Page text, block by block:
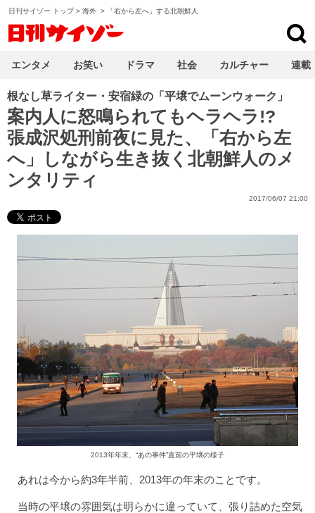
日刊サイゾー トップ> 海外 > 「右から左へ」する北朝鮮人
根なし草ライター・安宿緑の「平壌でムーンウォーク」
案内人に怒鳴られてもヘラヘラ!?
張成沢処刑前夜に見た、「右から左
へ」しながら生き抜く北朝鮮人のメ
ンタリティ
2017/06/07 21:00
2013年年末、“あの事件”直前の平壌の様子
あれは今から約3年半前、2013年の年末のことです。
当時の平壌の雰囲気は明らかに違っていて、張り詰めた空気
エンタメ お笑い ドラマ 社会 カルチャー 連載